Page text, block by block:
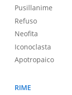
Pusillanime
Refuso
Neofita
Iconoclasta
Apotropaico
RIME